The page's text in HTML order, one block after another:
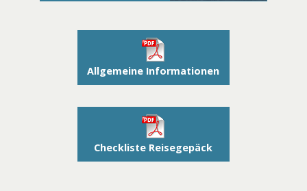
Allgemeine Informationen
Checkliste Reisegepäck